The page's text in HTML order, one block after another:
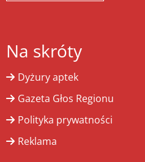
Na skróty
Dyżury aptek
Gazeta Głos Regionu
Polityka prywatności
Reklama